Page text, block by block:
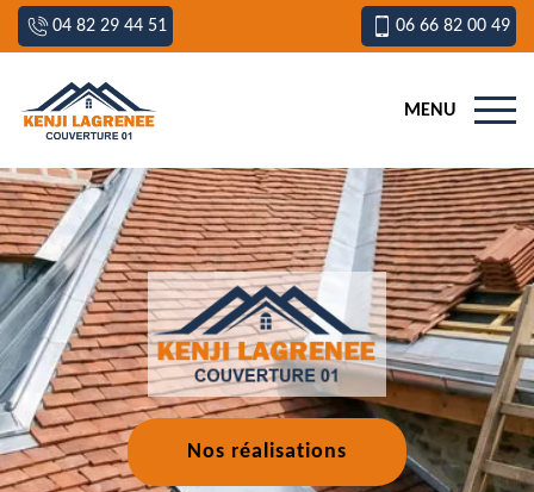
04 82 29 44 51 06 66 82 00 49
MENU
Nos réalisations